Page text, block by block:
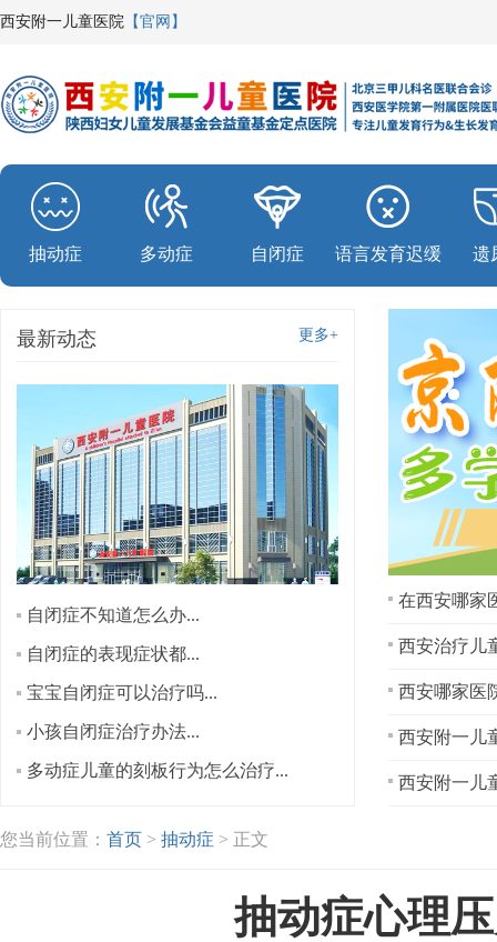
西安附一儿童医院 【官网】
抽动症 多动症 自闭症 语言发育迟缓 遗
更多+
最新动态
自闭症不知道怎么办...
自闭症的表现症状都...
宝宝自闭症可以治疗吗...
小孩自闭症治疗办法...
多动症儿童的刻板行为怎么治疗...
在西安哪家
西安治疗儿
西安附一儿
西安附一儿
您当前位置： 首页 > 抽动症 > 正文
抽动症心理